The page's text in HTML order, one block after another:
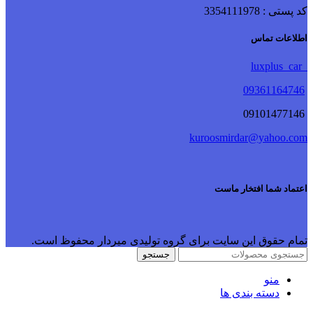
کد پستی : 3354111978
اطلاعات تماس
09361164746
kuroosmirdar@yahoo.com
اعتماد شما افتخار ماست
تمام حقوق این سایت برای گروه تولیدی میردار محفوظ است.
جستجو
منو
دسته بندی ها